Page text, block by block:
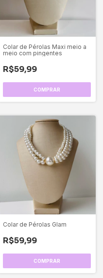
Colar de Pérolas Maxi meio a
meio com pingentes
R$59,99
Colar de Pérolas Glam
R$59,99